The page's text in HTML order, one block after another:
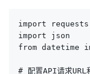
import requests
import json
from datetime
# 配置API请求URL